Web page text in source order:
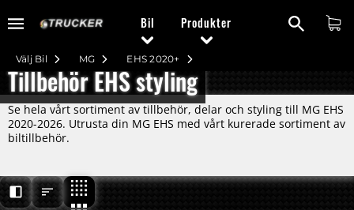
Bil Produkter
EHS 2020+
MG
Välj Bil
Tillbehör EHS styling
Se hela vårt sortiment av tillbehör, delar och styling till MG EHS
2020-2026. Utrusta din MG EHS med vårt kurerade sortiment av
biltillbehör.